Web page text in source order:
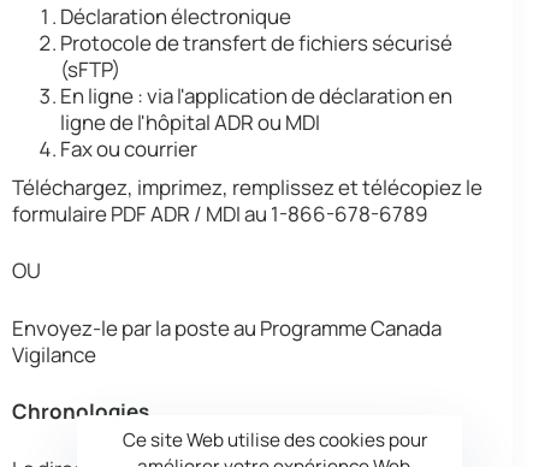
Déclaration électronique
Protocole de transfert de fichiers sécurisé
(sFTP)
En ligne : via l'application de déclaration en
ligne de l'hôpital ADR ou MDI
Fax ou courrier
Téléchargez, imprimez, remplissez et télécopiez le
formulaire PDF ADR / MDI au 1-866-678-6789
OU
Envoyez-le par la poste au Programme Canada
Vigilance
Chronologies
Ce site Web utilise des cookies pour